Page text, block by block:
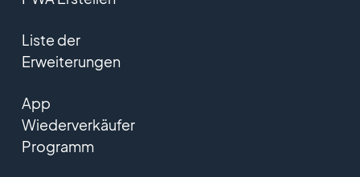
Liste der
Erweiterungen
App
Wiederverkäufer
Programm